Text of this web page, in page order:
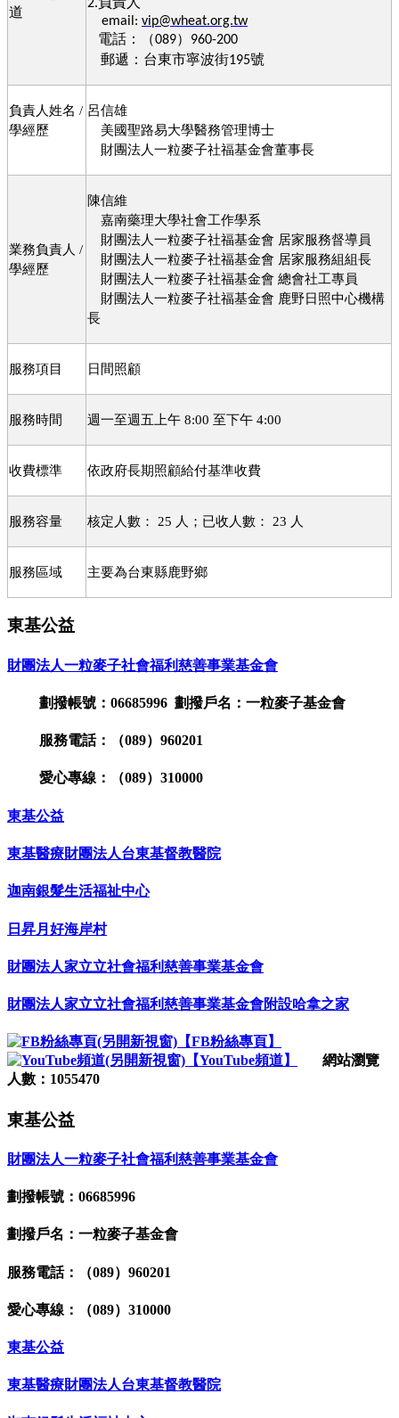
道
2.
email: vip@wheat.org.tw
電話：（089） 960-200
郵遞：台東市寧波街195號
負責人姓名 /
學經歷
呂信雄
美國聖路易大學醫務管理博士
財團法人一粒麥子社福基金會董事長
業務負責人 /
學經歷
陳信維
嘉南藥理大學社會工作學系
財團法人一粒麥子社福基金會 居家服務督導員
財團法人一粒麥子社福基金會 居家服務組組長
財團法人一粒麥子社福基金會 總會社工專員
財團法人一粒麥子社福基金會 鹿野日照中心機構
長
服務項目 日間照顧
服務時間 週一至週五上午 8:00 至下午 4:00
收費標準 依政府長期照顧給付基準收費
服務容量 核定人數： 25 人；已收人數： 23 人
服務區域 主要為台東縣鹿野鄉
東基公益
財團法人一粒麥子社會福利慈善事業基金會
劃撥帳號：06685996 劃撥戶名：一粒麥子基金會
服務電話：（089）960201
愛心專線：（089）310000
東基公益
東基醫療財團法人台東基督教醫院
迦南銀髮生活福祉中心
日昇月好海岸村
財團法人家立立社會福利慈善事業基金會
財團法人家立立社會福利慈善事業基金會附設哈拿之家
【FB粉絲專頁】
【YouTube頻道】
網站瀏覽
人數：1055470
東基公益
財團法人一粒麥子社會福利慈善事業基金會
劃撥帳號：06685996
劃撥戶名：一粒麥子基金會
服務電話：（089）960201
愛心專線：（089）310000
東基公益
東基醫療財團法人台東基督教醫院